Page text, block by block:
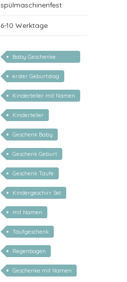
spülmaschinenfest
6-10 Werktage
Baby Geschenke
personalisierbar
erster Geburtstag
Kinderteller mit Namen
personalisiert
Kinderteller
Geschenk Baby
Geschenk Geburt
Geschenk Taufe
Kindergeschirr Set
mit Namen
Taufgeschenk
Regenbogen
Geschenke mit Namen